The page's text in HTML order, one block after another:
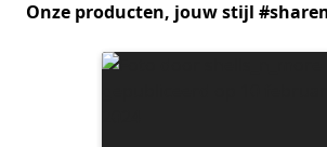
Onze producten, jouw stijl